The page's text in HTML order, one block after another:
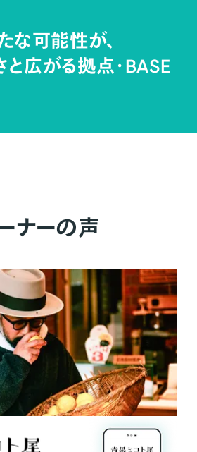
な可能性が、
と広がる拠点・BASE
ナーの声